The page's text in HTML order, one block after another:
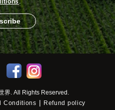
界. All Rights Reserved.
Conditions | Refund policy